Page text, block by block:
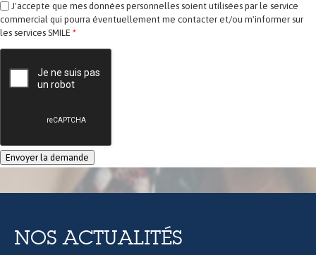
J'accepte que mes données personnelles soient utilisées par le service
commercial qui pourra éventuellement me contacter et/ou m'informer sur
les services SMILE *
NOS ACTUALITÉS